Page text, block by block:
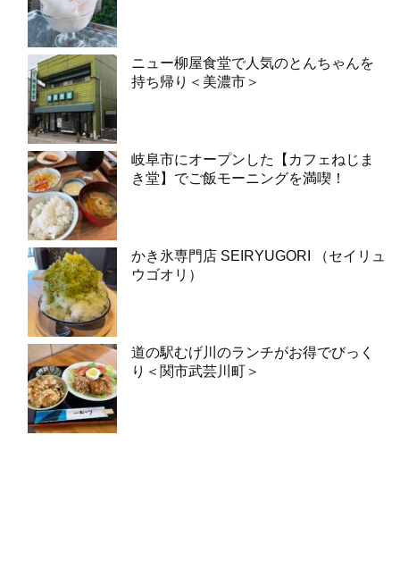
ニュー柳屋食堂で人気のとんちゃんを
持ち帰り＜美濃市＞
岐阜市にオープンした【カフェねじま
き堂】でご飯モーニングを満喫！
かき氷専門店 SEIRYUGORI （セイリュ
ウゴオリ）
道の駅むげ川のランチがお得でびっく
り＜関市武芸川町＞